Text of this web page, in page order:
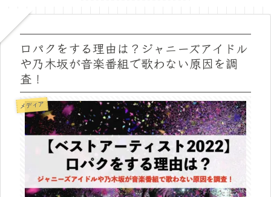
口パクをする理由は？ジャニーズアイドル
や乃木坂が音楽番組で歌わない原因を調
査！
メディア